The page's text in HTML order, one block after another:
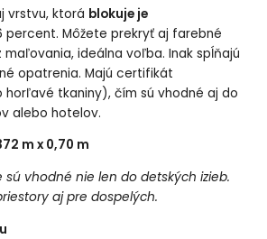
vrstvu, ktorá blokuje je
percent. Môžete prekryť aj farebné
maľovania, ideálna voľba. Inak spĺňajú
opatrenia. Majú certifikát
horľavé tkaniny), čím sú vhodné aj do
alebo hotelov.
m x 0,70 m
sú vhodné nie len do detských izieb.
aj pre dospelých.